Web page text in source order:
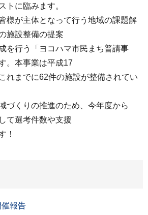
トに臨みます。
様が主体となって行う地域の課題解
施設整備の提案
を行う「ヨコハマ市民まち普請事
。本事業は平成17
れまでに62件の施設が整備されてい
づくりの推進のため、今年度から
て選考件数や支援
！
報告